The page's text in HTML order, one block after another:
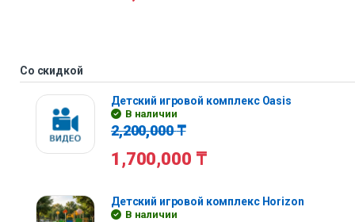
Со скидкой
Детский игровой комплекс Oasis
В наличии
2,200,000₸
1,700,000 ₸
Детский игровой комплекс Horizon
В наличии